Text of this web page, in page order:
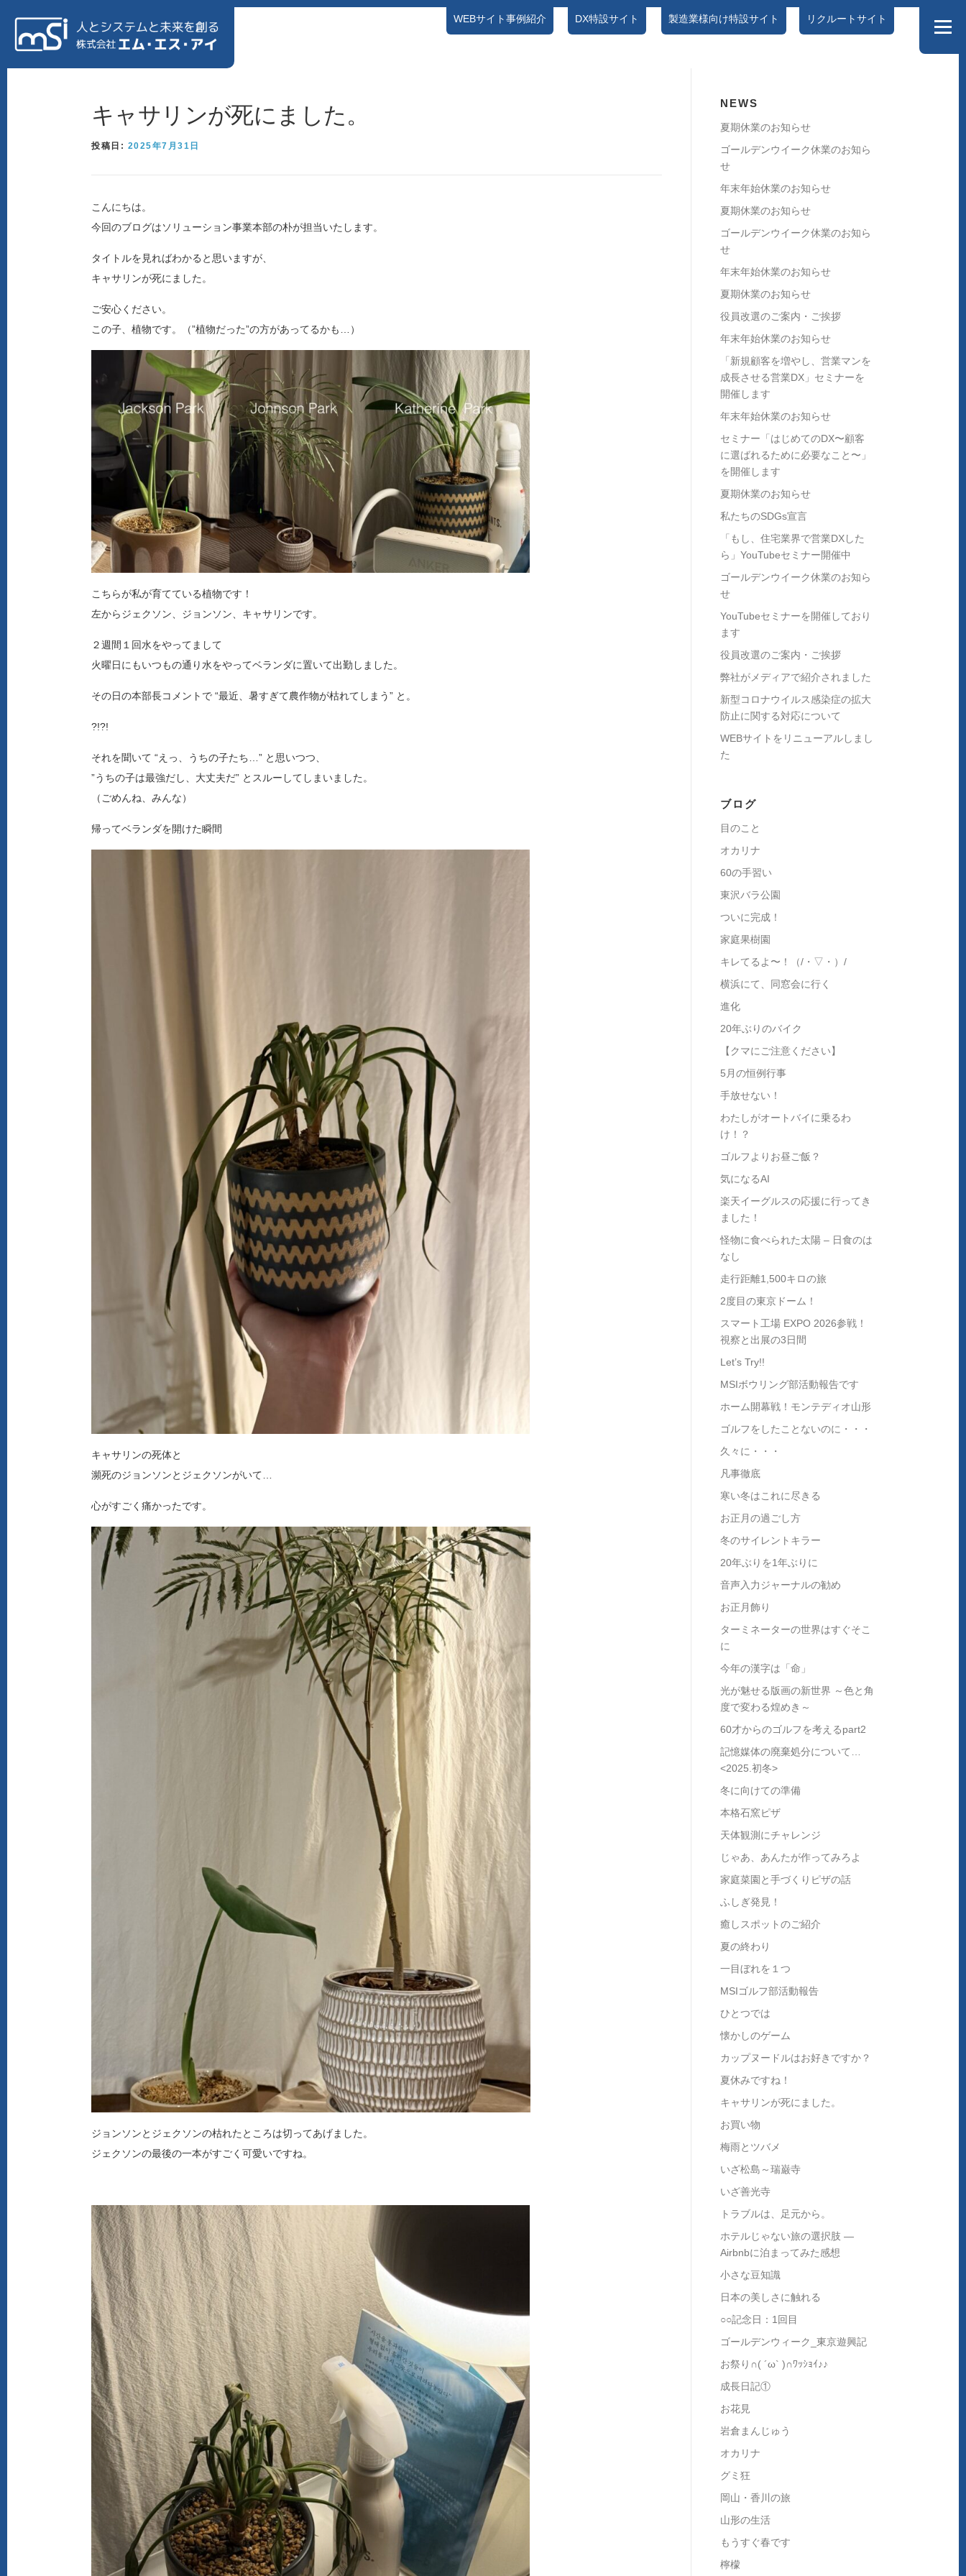
WEBサイト事例紹介 製造業様向け特設サイト
DX特設サイト リクルートサイト
メニュー
製造業様向け特設サイト リクルートサイト
キャサリンが死にました。
投稿日: 2025年7月31日
こんにちは。
今回のブログはソリューション事業本部の朴が担当いたします。
タイトルを見ればわかると思いますが、
キャサリンが死にました。
ご安心ください。
この子、植物です。（”植物だった”の方があってるかも…）
こちらが私が育てている植物です！
左からジェクソン、ジョンソン、キャサリンです。
２週間１回水をやってまして
火曜日にもいつもの通り水をやってベランダに置いて出勤しました。
その日の本部長コメントで “最近、暑すぎて農作物が枯れてしまう” と。
?!?!
それを聞いて “えっ、うちの子たち…” と思いつつ、
”うちの子は最強だし、大丈夫だ” とスルーしてしまいました。
（ごめんね、みんな）
帰ってベランダを開けた瞬間
キャサリンの死体と
瀕死のジョンソンとジェクソンがいて…
心がすごく痛かったです。
ジョンソンとジェクソンの枯れたところは切ってあげました。
ジェクソンの最後の一本がすごく可愛いですね。
NEWS
夏期休業のお知らせ
ゴールデンウイーク休業のお知ら
せ
年末年始休業のお知らせ
夏期休業のお知らせ
ゴールデンウイーク休業のお知ら
せ
年末年始休業のお知らせ
夏期休業のお知らせ
役員改選のご案内・ご挨拶
年末年始休業のお知らせ
「新規顧客を増やし、営業マンを
成長させる営業DX」セミナーを
開催します
年末年始休業のお知らせ
セミナー「はじめてのDX〜顧客
に選ばれるために必要なこと〜」
を開催します
夏期休業のお知らせ
私たちのSDGs宣言
「もし、住宅業界で営業DXした
ら」YouTubeセミナー開催中
ゴールデンウイーク休業のお知ら
せ
YouTubeセミナーを開催しており
ます
役員改選のご案内・ご挨拶
弊社がメディアで紹介されました
新型コロナウイルス感染症の拡大
防止に関する対応について
WEBサイトをリニューアルしまし
た
ブログ
目のこと
オカリナ
60の手習い
東沢バラ公園
ついに完成！
家庭果樹園
キレてるよ〜！（/・▽・）/
横浜にて、同窓会に行く
進化
20年ぶりのバイク
【クマにご注意ください】
5月の恒例行事
手放せない！
わたしがオートバイに乗るわ
け！？
ゴルフよりお昼ご飯？
気になるAI
楽天イーグルスの応援に行ってき
ました！
怪物に食べられた太陽 – 日食のは
なし
走行距離1,500キロの旅
2度目の東京ドーム！
スマート工場 EXPO 2026参戦！
視察と出展の3日間
Let’s Try!!
MSIボウリング部活動報告です
ホーム開幕戦！モンテディオ山形
ゴルフをしたことないのに・・・
久々に・・・
凡事徹底
寒い冬はこれに尽きる
お正月の過ごし方
冬のサイレントキラー
20年ぶりを1年ぶりに
音声入力ジャーナルの勧め
お正月飾り
ターミネーターの世界はすぐそこ
に
今年の漢字は「命」
光が魅せる版画の新世界 ～色と角
度で変わる煌めき～
60才からのゴルフを考えるpart2
記憶媒体の廃棄処分について…
<2025.初冬>
冬に向けての準備
本格石窯ピザ
天体観測にチャレンジ
じゃあ、あんたが作ってみろよ
家庭菜園と手づくりピザの話
ふしぎ発見！
癒しスポットのご紹介
夏の終わり
一目ぼれを１つ
MSIゴルフ部活動報告
ひとつでは
懐かしのゲーム
カップヌードルはお好きですか？
夏休みですね！
キャサリンが死にました。
お買い物
梅雨とツバメ
いざ松島～瑞巌寺
いざ善光寺
トラブルは、足元から。
ホテルじゃない旅の選択肢 ―
Airbnbに泊まってみた感想
小さな豆知識
日本の美しさに触れる
○○記念日：1回目
ゴールデンウィーク_東京遊興記
お祭り∩( ´ω` )∩ﾜｯｼｮｲ♪♪
成長日記①
お花見
岩倉まんじゅう
オカリナ
グミ狂
岡山・香川の旅
山形の生活
もうすぐ春です
檸檬